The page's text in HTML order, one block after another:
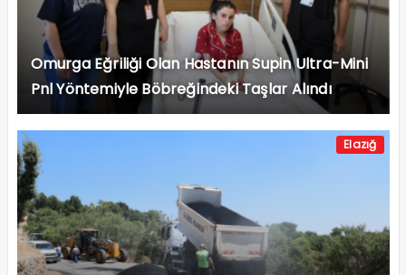
Omurga Eğriliği Olan Hastanın Supin Ultra-Mini
Pnl Yöntemiyle Böbreğindeki Taşlar Alındı
Elazığ